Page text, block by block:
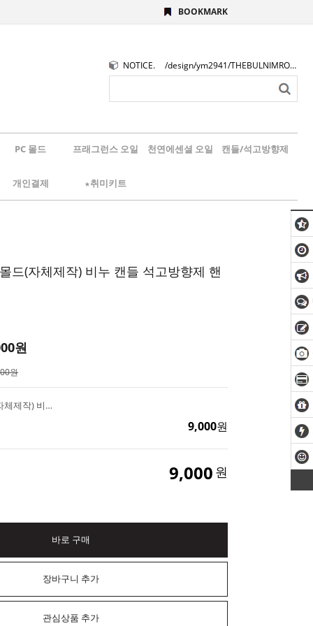
BOOKMARK
NOTICE. /design/ym2941/THEBULNIMROGO.png
PC 몰드 프래그런스 오일 천연에센셜 오일 캔들/석고방향제
개인결제 ★취미키트
드(자체제작) 비누 캔들 석고방향제 핸
원
원
3D 골프공 수제몰드(자체제작) 비누 캔들 석고방향제 핸드메이드재료
9,000원
9,000 원
바로 구매
장바구니 추가
관심상품 추가